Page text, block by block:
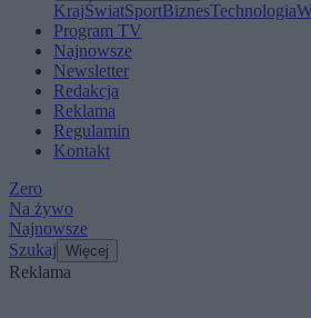
KrajŚwiatSportBiznesTechnologia
Program TV
Najnowsze
Newsletter
Redakcja
Reklama
Regulamin
Kontakt
Zero
Na żywo
Najnowsze
Szukaj Więcej
Reklama